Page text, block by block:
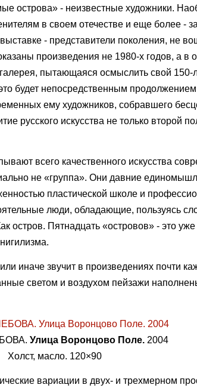
острова» - неизвестные художники.
в своем отечестве и еще более -
- представители поколения, не
произведения не 1980-х годов, а в
пытающаяся осмыслить свой 150-
будет непосредственным
ему художников, собравшего
русского искусства не только второй
всего качественного искусства
не «группа». Они давние
пластической школе и
люди, обладающие, пользуясь
Пятнадцать «островов» - это уже
иначе звучит в произведениях почти
светом и воздухом пейзажи
Улица Воронцово Поле. 2004
Холст, масло. 120×90
вариации в двух- и трехмерном